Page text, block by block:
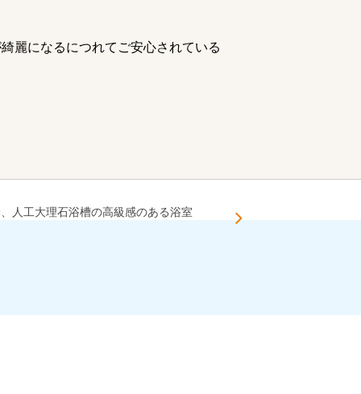
麗になるにつれてご安心されている
人工大理石浴槽の高級感のある浴室